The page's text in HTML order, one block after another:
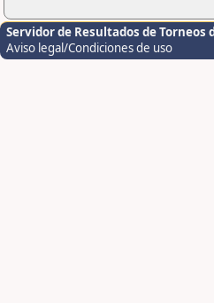
Servidor de Resultados de Torneos
Aviso legal/Condiciones de uso